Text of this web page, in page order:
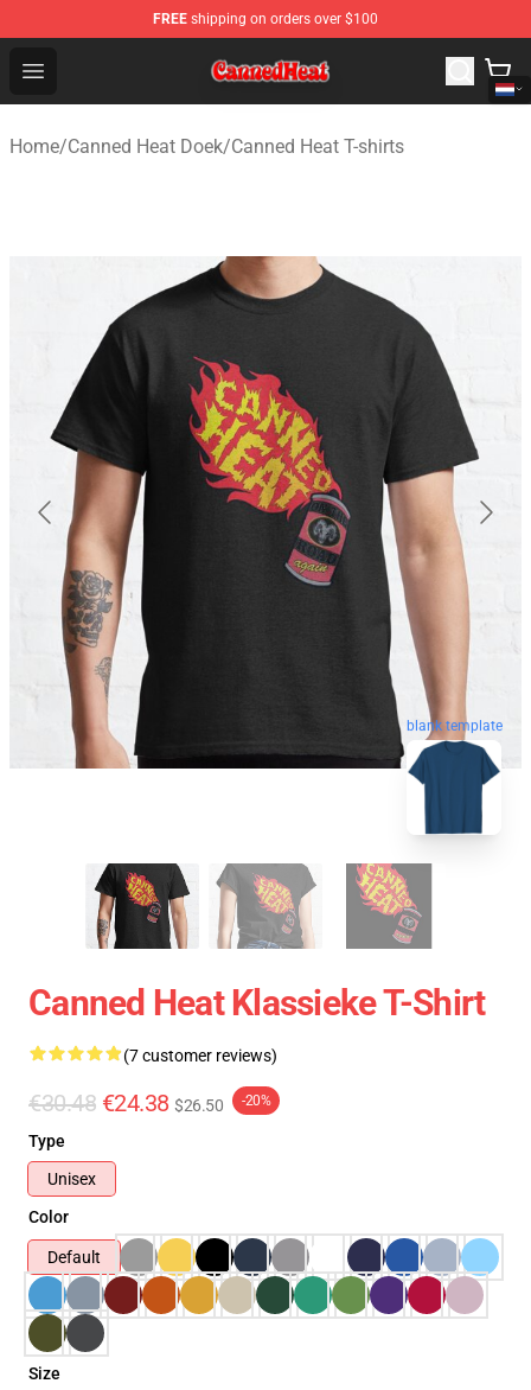
FREE shipping on orders over $100
Open menu
Canned Heat Store - Official Canned Heat Merchandise
Home/Canned Heat Doek/Canned Heat T-shirts
blank template
Canned Heat Klassieke T-Shirt
(7 customer reviews)
€30.48 €24.38 $26.50 -20%
Type
Unisex
Color
Default
Size